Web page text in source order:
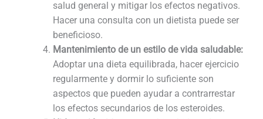
salud general y mitigar los efectos negativos.
Hacer una consulta con un dietista puede ser
beneficioso.
Mantenimiento de un estilo de vida saludable:
Adoptar una dieta equilibrada, hacer ejercicio
regularmente y dormir lo suficiente son
aspectos que pueden ayudar a contrarrestar
los efectos secundarios de los esteroides.